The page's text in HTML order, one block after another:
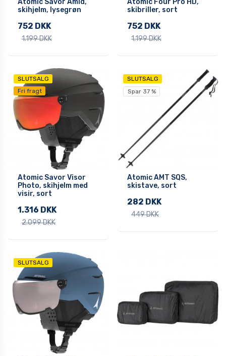
Atomic Savor Amid,
skihjelm, lysegrøn
752 DKK
1.199 DKK
Atomic Four Pro HD,
skibriller, sort
752 DKK
1.199 DKK
SLUTSALG
Fri fragt
Atomic Savor Visor
Photo, skihjelm med
visir, sort
1.316 DKK
2.099 DKK
SLUTSALG
Spar 37 %
Atomic AMT SQS,
skistave, sort
282 DKK
449 DKK
SLUTSALG